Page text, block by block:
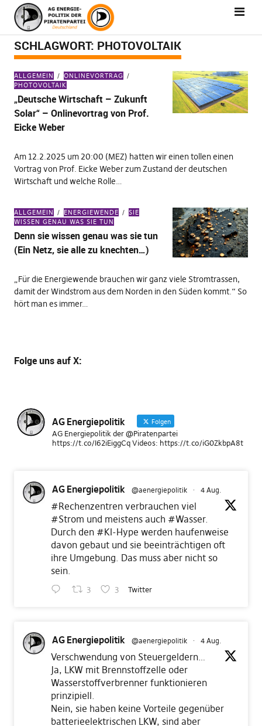
SCHLAGWORT: PHOTOVOLTAIK
ALLGEMEIN
ONLINEVORTRAG
PHOTOVOLTAIK
„Deutsche Wirtschaft – Zukunft
Solar“ – Onlinevortrag von Prof.
Eicke Weber
Am 12.2.2025 um 20:00 (MEZ) hatten wir einen tollen einen
Vortrag von Prof. Eicke Weber zum Zustand der deutschen
Wirtschaft und welche Rolle…
ALLGEMEIN ENERGIEWENDE
SIE
WISSEN GENAU WAS SIE TUN
Denn sie wissen genau was sie tun
(Ein Netz, sie alle zu knechten…)
„Für die Energiewende brauchen wir ganz viele Stromtrassen,
damit der Windstrom aus dem Norden in den Süden kommt.“ So
hört man es immer…
Folge unsauf X:
AG Energiepolitik Folgen
AG Energiepolitik der @Piratenpartei
https://t.co/I62iEiggCq Videos: https://t.co/iG0ZkbpA8t
AG Energiepolitik @aenergiepolitik · 4 Aug.
#Rechenzentrenverbrauchen viel
#Strom und meistens auch #Wasser.
Durch den #KI-Hype werden haufenweise
davon gebaut und sie beeinträchtigen oft
ihre Umgebung. Das muss aber nicht so
sein.
3 3 Twitter
AG Energiepolitik @aenergiepolitik · 4 Aug.
Verschwendung von Steuergeldern…
Ja, LKW mit Brennstoffzelle oder
Wasserstoffverbrenner funktionieren
prinzipiell.
Nein, sie haben keine Vorteile gegenüber
batterieelektrischen LKW, sind aber